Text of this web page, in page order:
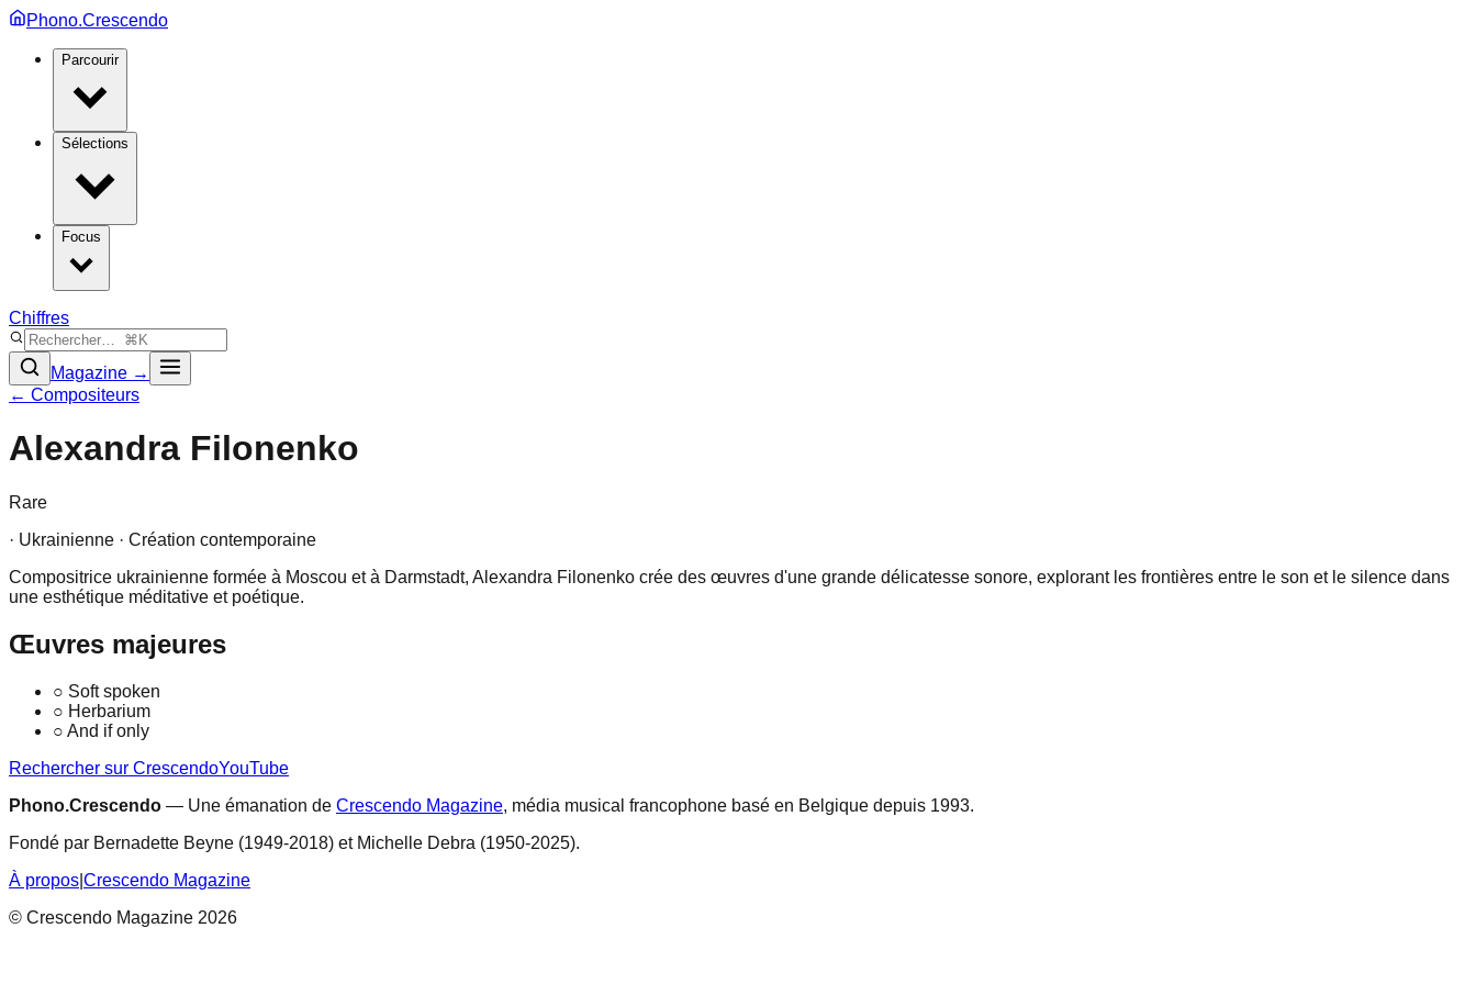
Phono.Crescendo
Parcourir
Sélections
Focus
Chiffres
Magazine →
← Compositeurs
Alexandra Filonenko
Rare
· Ukrainienne · Création contemporaine
Compositrice ukrainienne formée à Moscou et à Darmstadt, Alexandra Filonenko crée des œuvres d'une grande délicatesse sonore, explorant les frontières entre le son et le silence dans
une esthétique méditative et poétique.
Œuvres majeures
○ Soft spoken
○ Herbarium
○ And if only
Rechercher sur CrescendoYouTube
Phono.Crescendo — Une émanation de Crescendo Magazine, média musical francophone basé en Belgique depuis 1993.
Fondé par Bernadette Beyne (1949-2018) et Michelle Debra (1950-2025).
À propos Crescendo Magazine
© Crescendo Magazine 2026